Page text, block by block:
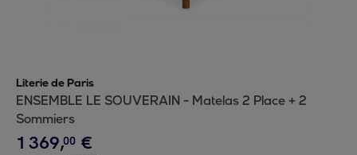
Literie de Paris
ENSEMBLE LE SOUVERAIN - Matelas 2 Place + 2
Sommiers
1 369,00 €